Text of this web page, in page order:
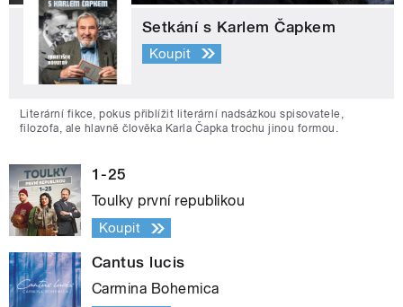
Setkání s Karlem Čapkem
Koupit
Literární fikce, pokus přiblížit literární nadsázkou spisovatele,
filozofa, ale hlavně člověka Karla Čapka trochu jinou formou.
1-25
Toulky první republikou
Koupit
Cantus lucis
Carmina Bohemica